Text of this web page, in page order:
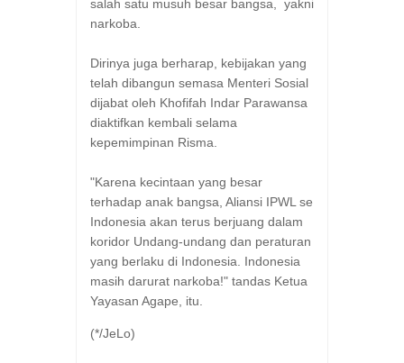
salah satu musuh besar bangsa, yakni
narkoba.
Dirinya juga berharap, kebijakan yang
telah dibangun semasa Menteri Sosial
dijabat oleh Khofifah Indar Parawansa
diaktifkan kembali selama
kepemimpinan Risma.
"Karena kecintaan yang besar
terhadap anak bangsa, Aliansi IPWL se
Indonesia akan terus berjuang dalam
koridor Undang-undang dan peraturan
yang berlaku di Indonesia. Indonesia
masih darurat narkoba!" tandas Ketua
Yayasan Agape, itu.
(*/JeLo)